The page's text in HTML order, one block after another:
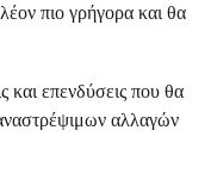
πιο γρήγορα και θα
και επενδύσεις που θα
αλλαγών